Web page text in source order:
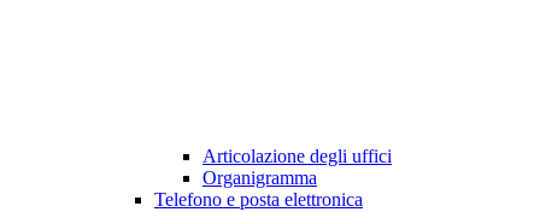
Articolazione degli uffici
Organigramma
Telefono e posta elettronica